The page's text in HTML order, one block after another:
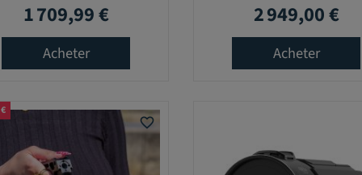
Prix
1 709,99 €
Acheter
Prix
2 949,00 €
Acheter
favorite_border